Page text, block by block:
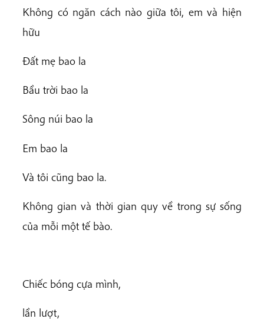
Không có ngăn cách nào giữa tôi, em và hiện
hữu
Đất mẹ bao la
Bầu trời bao la
Sông núi bao la
Em bao la
Và tôi cũng bao la.
Không gian và thời gian quy về trong sự sống
của mỗi một tế bào.
Chiếc bóng cựa mình,
lần lượt,